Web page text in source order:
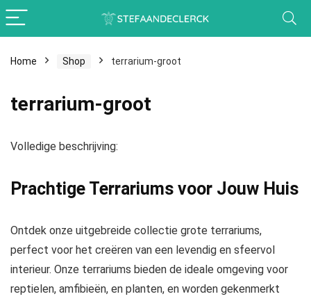
Home Shop terrarium-groot
terrarium-groot
Volledige beschrijving:
Prachtige Terrariums voor Jouw Huis
Ontdek onze uitgebreide collectie grote terrariums,
perfect voor het creëren van een levendig en sfeervol
interieur. Onze terrariums bieden de ideale omgeving voor
reptielen, amfibieën, en planten, en worden gekenmerkt